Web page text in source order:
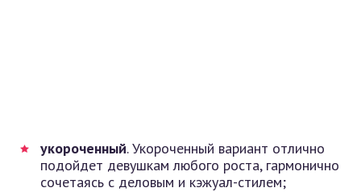
укороченный. Укороченный вариант отлично
подойдет девушкам любого роста, гармонично
сочетаясь с деловым и кэжуал-стилем;